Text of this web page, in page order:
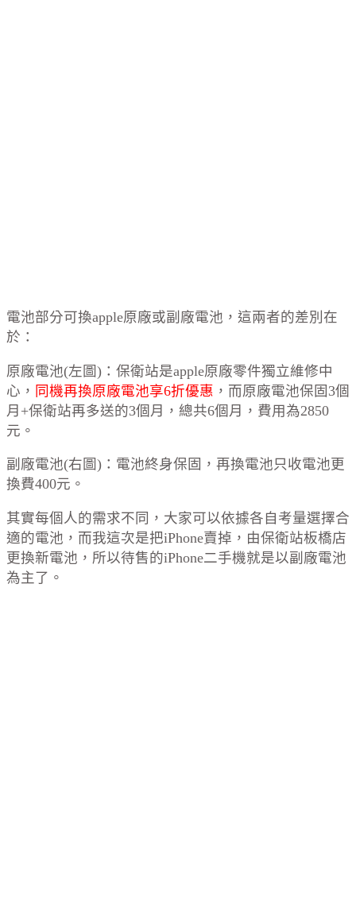
電池部分可換apple原廠或副廠電池，這兩者的差別在
於：
原廠電池(左圖)：保衛站是apple原廠零件獨立維修中
心， 同機再換原廠電池享6折優惠 ，而原廠電池保固3個
月+保衛站再多送的3個月，總共6個月，費用為2850
元。
副廠電池(右圖)：電池終身保固，再換電池只收電池更
換費400元。
其實每個人的需求不同，大家可以依據各自考量選擇合
適的電池，而我這次是把iPhone賣掉，由保衛站板橋店
更換新電池，所以待售的iPhone二手機就是以副廠電池
為主了。